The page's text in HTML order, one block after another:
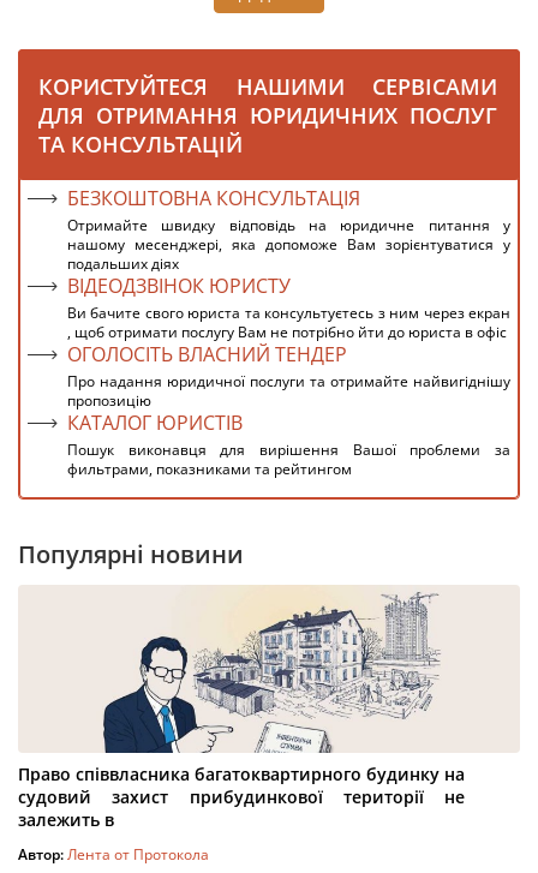
КОРИСТУЙТЕСЯ НАШИМИ СЕРВІСАМИ
ДЛЯ ОТРИМАННЯ ЮРИДИЧНИХ ПОСЛУГ
ТА КОНСУЛЬТАЦІЙ
БЕЗКОШТОВНА КОНСУЛЬТАЦІЯ
Отримайте швидку відповідь на юридичне питання у
нашому месенджері, яка допоможе Вам зорієнтуватися у
подальших діях
ВІДЕОДЗВІНОК ЮРИСТУ
Ви бачите свого юриста та консультуєтесь з ним через екран
, щоб отримати послугу Вам не потрібно йти до юриста в офіс
ОГОЛОСІТЬ ВЛАСНИЙ ТЕНДЕР
Про надання юридичної послуги та отримайте найвигіднішу
пропозицію
КАТАЛОГ ЮРИСТІВ
Пошук виконавця для вирішення Вашої проблеми за
фильтрами, показниками та рейтингом
Популярні новини
Право співвласника багатоквартирного будинку на
судовий захист прибудинкової території не
залежить в
Автор:Лента от Протокола